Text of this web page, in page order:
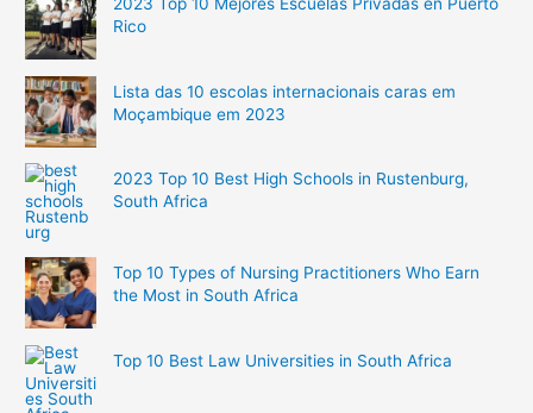
Rico
Lista das 10 escolas internacionais caras em
Moçambique em 2023
2023 Top 10 Best High Schools in Rustenburg,
South Africa
Top 10 Types of Nursing Practitioners Who Earn
the Most in South Africa
Top 10 Best Law Universities in South Africa